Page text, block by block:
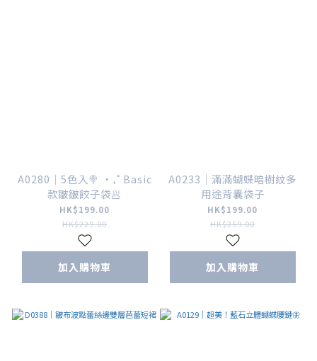
A0280｜5色入🍭 ‧₊˚ Basic
款皺皺餃子袋🥟
HK$199.00
HK$229.00
加入購物車
A0233｜滿滿蝴蝶暗樹紋多
用途背囊袋子
HK$199.00
HK$259.00
加入購物車